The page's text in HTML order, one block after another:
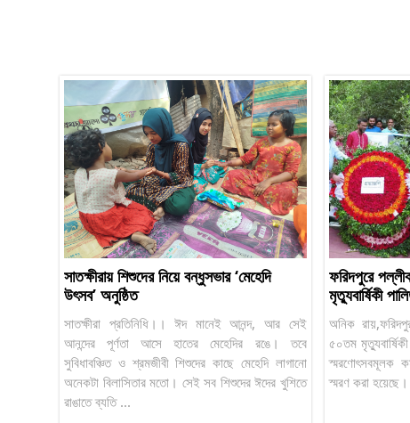
সাতক্ষীরায় শিশুদের নিয়ে বন্ধুসভার ‘মেহেদি
উৎসব’ অনুষ্ঠিত
সাতক্ষীরা প্রতিনিধি।। ঈদ মানেই আনন্দ, আর সেই
আনন্দের পূর্ণতা আসে হাতের মেহেদির রঙে। তবে
সুবিধাবঞ্চিত ও শ্রমজীবী শিশুদের কাছে মেহেদি লাগানো
অনেকটা বিলাসিতার মতো। সেই সব শিশুদের ঈদের খুশিতে
রাঙাতে ব্যতি ...
ফরিদপুরে
মৃত্যুবার্ষিকী
অনিক
৫০তম
স্মরণোৎসবমূলক
স্মরণ করা